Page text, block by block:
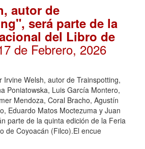
autor de
será parte de la
del Libro de
de Febrero, 2026
Irvine Welsh, autor de Trainspotting,
Poniatowska, Luis García Montero,
Mendoza, Coral Bracho, Agustín
Eduardo Matos Moctezuma y Juan
parte de la quinta edición de la Feria
de Coyoacán (Filco).El encue